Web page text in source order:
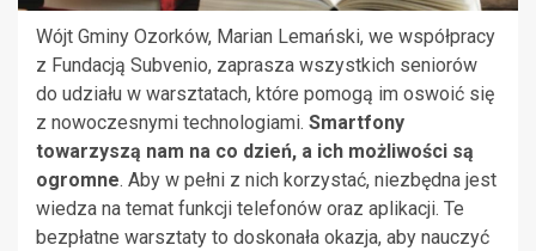
Wójt Gminy Ozorków, Marian Lemański, we współpracy
z Fundacją Subvenio, zaprasza wszystkich seniorów
do udziału w warsztatach, które pomogą im oswoić się
z nowoczesnymi technologiami. Smartfony
towarzyszą nam na co dzień, a ich możliwości są
ogromne. Aby w pełni z nich korzystać, niezbędna jest
wiedza na temat funkcji telefonów oraz aplikacji. Te
bezpłatne warsztaty to doskonała okazja, aby nauczyć